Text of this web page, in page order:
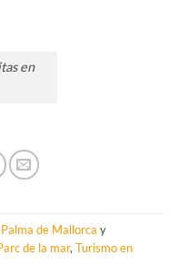
en
de Mallorca y
de la mar, Turismo en